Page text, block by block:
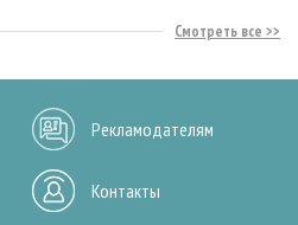
Смотреть все
Рекламодателям
Контакты